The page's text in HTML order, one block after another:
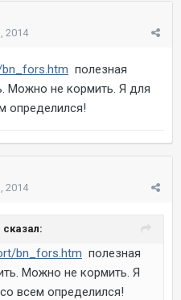
2014
полезная
Можно не кормить. Я для
определился!
2014
сказал:
bn_fors.htm полезная
Можно не кормить. Я
всем определился!